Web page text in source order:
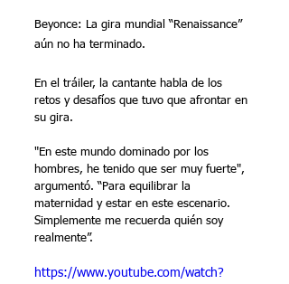
Beyonce: La gira mundial “Renaissance”
aún no ha terminado.
En el tráiler, la cantante habla de los
retos y desafíos que tuvo que afrontar en
su gira.
"En este mundo dominado por los
hombres, he tenido que ser muy fuerte",
argumentó. “Para equilibrar la
maternidad y estar en este escenario.
Simplemente me recuerda quién soy
realmente”.
https://www.youtube.com/watch?